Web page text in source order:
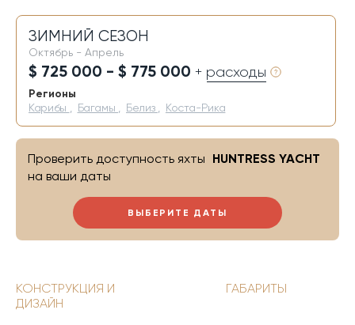
ЗИМНИЙ СЕЗОН
Октябрь - Апрель
$ 725 000 - $ 775 000 + расходы
Регионы
Карибы Багамы Белиз Коста-Рика
ВЫБЕРИТЕ ДАТЫ
Проверить доступность яхты HUNTRESS YACHT
на ваши даты
КОНСТРУКЦИЯ И
ДИЗАЙН
ГАБАРИТЫ